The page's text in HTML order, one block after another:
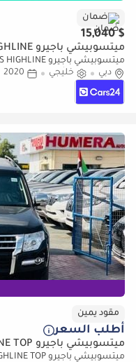
ضمان
$ 15,040
ميتسوبيشي باجيرو GLS HIGHLINE
المستعملة موثوق ومضمون
دبي خليجي 2020
مقود يمين
أطلب السعر
ميتسوبيشي باجيرو GLS HIGHLINE TOP
ميتسوبيشي باجيرو GLS HIGHLINE TOP (للتصدير فقط)